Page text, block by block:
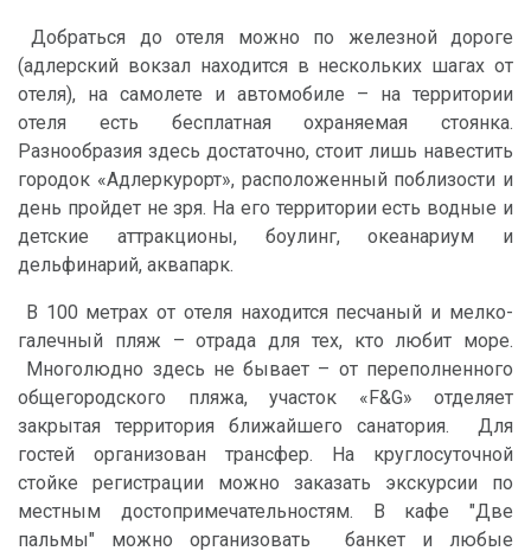
Добраться до отеля можно по железной дороге
(адлерский вокзал находится в нескольких шагах от
отеля), на самолете и автомобиле – на территории
отеля есть бесплатная охраняемая стоянка.
Разнообразия здесь достаточно, стоит лишь навестить
городок «Адлеркурорт», расположенный поблизости и
день пройдет не зря. На его территории есть водные и
детские аттракционы, боулинг, океанариум и
дельфинарий, аквапарк.
В 100 метрах от отеля находится песчаный и мелко-
галечный пляж – отрада для тех, кто любит море.
Многолюдно здесь не бывает – от переполненного
общегородского пляжа, участок «F&G» отделяет
закрытая территория ближайшего санатория. Для
гостей организован трансфер. На круглосуточной
стойке регистрации можно заказать экскурсии по
местным достопримечательностям. В кафе "Две
пальмы" можно организовать банкет и любые